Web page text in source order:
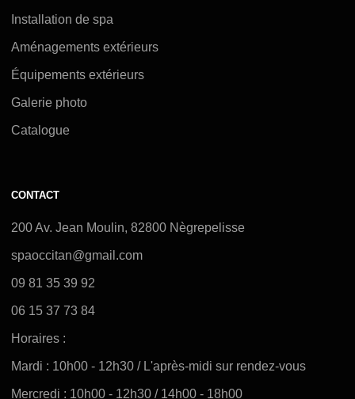
Installation de spa
Aménagements extérieurs
Équipements extérieurs
Galerie photo
Catalogue
CONTACT
200 Av. Jean Moulin, 82800 Nègrepelisse
spaoccitan@gmail.com
09 81 35 39 92
06 15 37 73 84
Horaires :
Mardi : 10h00 - 12h30 / L'après-midi sur rendez-vous
Mercredi : 10h00 - 12h30 / 14h00 - 18h00